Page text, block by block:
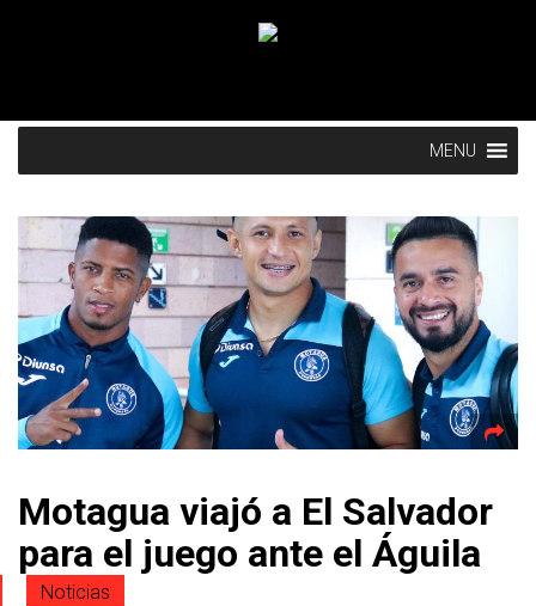
MENU
Motagua viajó a El Salvador
para el juego ante el Águila
Noticias